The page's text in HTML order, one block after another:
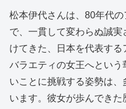
松本伊代さんは、80年代
で、一貫して変わらぬ誠
けてきた、日本を代表す
バラエティの女王へとい
いことに挑戦する姿勢は
います。彼女が歩んでき